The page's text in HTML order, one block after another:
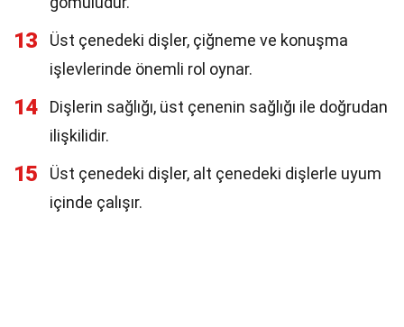
13
Üst çenedeki dişler, çiğneme ve konuşma
işlevlerinde önemli rol oynar.
14
Dişlerin sağlığı, üst çenenin sağlığı ile doğrudan
ilişkilidir.
15
Üst çenedeki dişler, alt çenedeki dişlerle uyum
içinde çalışır.